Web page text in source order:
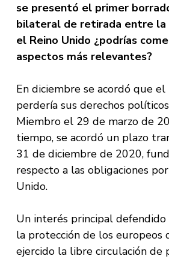
se presentó el primer
bilateral de retirada entre la
el Reino Unido ¿podrías
aspectos más relevantes?
En diciembre se acordó que el
perdería sus derechos
Miembro el 29 de marzo de
tiempo, se acordó un plazo
31 de diciembre de 2020,
respecto a las obligaciones
Unido.
Un interés principal defendido
la protección de los europeos
ejercido la libre circulación de